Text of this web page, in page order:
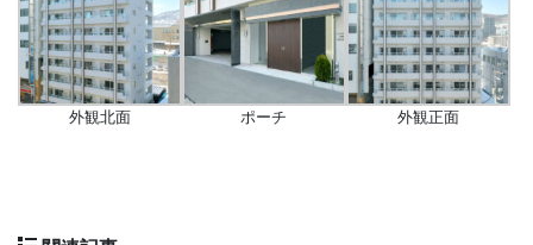
外観北面 ポーチ 外観正面